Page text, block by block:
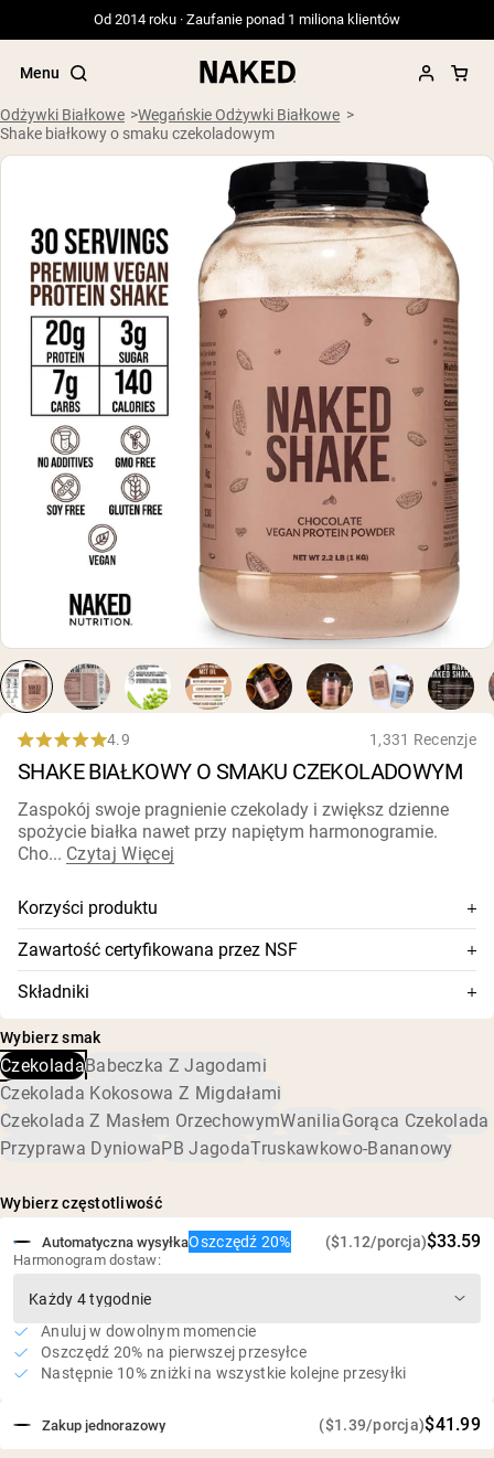
Od 2014 roku · Zaufanie ponad 1 miliona klientów
Menu
Popularne wyszukiwania
”Protein Powder“
”Overnight Oats“
”Vegan protein“
”Collagen“
”Micellar Casein“
ODŻYWKI BIAŁKOWE Bestsellery
Serwatka z mleka krów karmionych
trawą
Izolat serwatki z mleka krów
karmionych trawą
Białko kozie w proszku
Kazeina micelarna
Gainer masy
Kawa białkowa
Shop All Odżywki Białkowe
WEGAŃSKIE ODŻYWKI
BIAŁKOWE
Bestsellery
Organiczny białko ryżowe
Wegański gainer masy
Shop All Wegańskie Odżywki Białkowe
Odżywki Białkowe
Wegańskie Odżywki Białkowe
Shake białkowy o smaku czekoladowym
4.9
of
5
stars
4.9 1,331 Recenzje
SHAKE BIAŁKOWY O SMAKU CZEKOLADOWYM
Zaspokój swoje pragnienie czekolady i zwiększ dzienne
spożycie białka nawet przy napiętym harmonogramie.
Cho... Czytaj Więcej
Korzyści produktu
Białko wegańskie + oleje MCT + naturalne aromaty
roślinne
20 g białka wegańskiego z surowego żółtego grochu
Białko przetworzone metodą ekstrakcji wodnej
Przetwarzanie bez użycia kwasów i wybielaczy
Przyjazne dla środowiska farmy w USA i Kanadzie
Niska zawartość cukru
Bez sztucznych słodzików, aromatów ani barwników
przeprowadzane przez zewnętrzne laboratoria
Zawartość certyfikowana przez NSF
Ten suplement posiada certyfikat NSF, co oznacza, że jego
skład został dokładnie przetestowany pod kątem
dokładności i czystości oraz potwierdzono brak
szkodliwych poziomów zanieczyszczeń, w tym metali
ciężkich i pestycydów.
Składniki
Białko grochu, alkalizowane kakao, organiczny cukier
kokosowy, naturalne roślinne aromaty, proszek MCT (olej
MCT, akacja), sól potasowa, sól morska, fermentowany
cukier trzcinowy (Reb-M)
Wybierz smak
CzekoladaBabeczka Z Jagodami
Czekolada Kokosowa Z Migdałami
Czekolada Z Masłem OrzechowymWaniliaGorąca Czekolada
Przyprawa DyniowaPB JagodaTruskawkowo-Bananowy
Wybierz częstotliwość
Zakup jednorazowy ($1.39/porcja)$41.99
Automatyczna wysyłkaOszczędź 20% ($1.12/porcja)$33.59
Harmonogram dostaw:
Anuluj w dowolnym momencie
Oszczędź 20% na pierwszej przesyłce
Następnie 10% zniżki na wszystkie kolejne przesyłki